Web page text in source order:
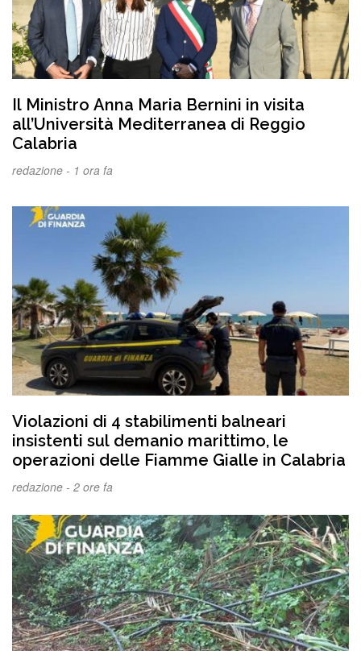
Il Ministro Anna Maria Bernini in visita
all’Università Mediterranea di Reggio
Calabria
redazione - 1 ora fa
Violazioni di 4 stabilimenti balneari
insistenti sul demanio marittimo, le
operazioni delle Fiamme Gialle in Calabria
redazione - 2 ore fa